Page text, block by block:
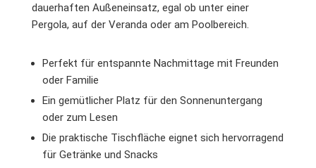
dauerhaften Außeneinsatz, egal ob unter einer
Pergola, auf der Veranda oder am Poolbereich.
Perfekt für entspannte Nachmittage mit Freunden
oder Familie
Ein gemütlicher Platz für den Sonnenuntergang
oder zum Lesen
Die praktische Tischfläche eignet sich hervorragend
für Getränke und Snacks